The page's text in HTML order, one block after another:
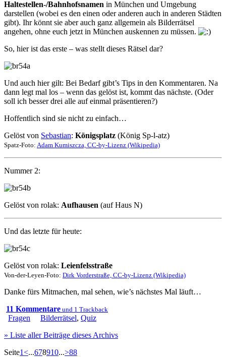
Haltestellen-/Bahnhofsnamen in München und Umgebung
darstellen (wobei es den einen oder anderen auch in anderen Städten
gibt). Ihr könnt sie aber auch ganz allgemein als Bilderrätsel
angehen, ohne euch jetzt in München auskennen zu müssen.
So, hier ist das erste – was stellt dieses Rätsel dar?
Und auch hier gilt: Bei Bedarf gibt’s Tips in den Kommentaren. Na
dann legt mal los – wenn das gelöst ist, kommt das nächste. (Oder
soll ich besser drei alle auf einmal präsentieren?)
Hoffentlich sind sie nicht zu einfach…
Gelöst von Sebastian: Königsplatz (König Sp-l-atz)
Spatz-Foto: Adam Kumiszcza, CC-by-Lizenz (Wikipedia)
Nummer 2:
Gelöst von rolak: Aufhausen (auf Haus N)
Und das letzte für heute:
Gelöst von rolak: Leienfelsstraße
Von-der-Leyen-Foto: Dirk Vorderstraße, CC-by-Lizenz (Wikipedia)
Danke fürs Mitmachen, mal sehen, wie’s nächstes Mal läuft…
11 Kommentare und 1 Trackback
Fragen Bilderrätsel, Quiz
» Liste aller Beiträge dieses Archivs
Seite1<...678910...>88